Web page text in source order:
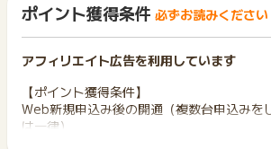
ポイント獲得条件 必ずお読みください
アフィリエイト広告を利用しています
【ポイント獲得条件】
Web新規申込み後の開通（複数台申込みを
は一律）